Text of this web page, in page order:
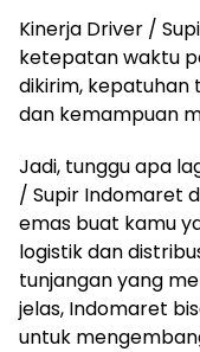
Kinerja Driver /
ketepatan waktu
dikirim, kepatuhan
dan kemampuan
Jadi, tunggu apa
/ Supir Indomaret
emas buat kamu
logistik dan
tunjangan yang
jelas, Indomaret
untuk